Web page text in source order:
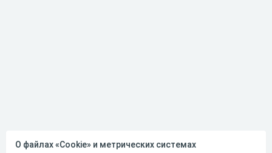
О файлах «Cookie» и метрических системах